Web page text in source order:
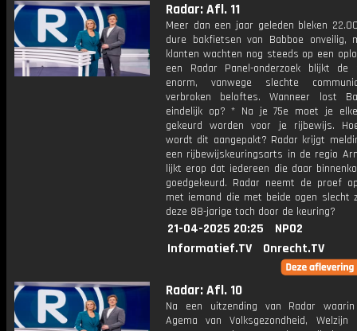
Radar: Afl. 11
Meer dan een jaar geleden bleken
dure bakfietsen van Babboe onveilig,
klanten wachten nog steeds op een
een Radar Panel-onderzoek blijkt de
enorm, vanwege slechte
verbroken beloftes. Wanneer lost
eindelijk op? * Na je 75e moet je
gekeurd worden voor je rijbewijs.
wordt dit aangepakt? Radar krijgt
een rijbewijskeuringsarts in de regio
lijkt erop dat iedereen die daar
goedgekeurd. Radar neemt de proef
met iemand die met beide ogen slecht
deze 88-jarige toch door de keuring?
21-04-2025 20:25
NPO2
Informatief.TV
Onrecht.TV
Radar: Afl. 10
Na een uitzending van Radar
Agema van Volksgezondheid,